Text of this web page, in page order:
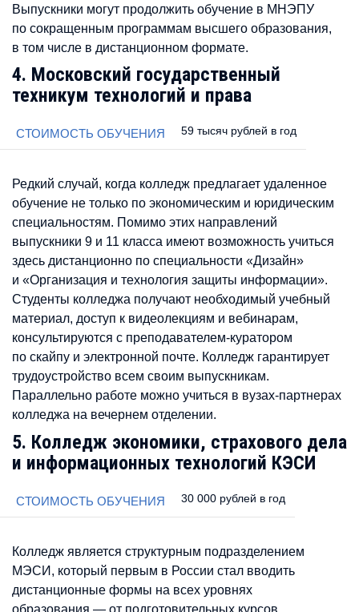
Выпускники могут продолжить обучение в МНЭПУ
по сокращенным программам высшего образования,
в том числе в дистанционном формате.
4. Московский государственный
техникум технологий и права
СТОИМОСТЬ ОБУЧЕНИЯ 59 тысяч рублей в год
Редкий случай, когда колледж предлагает удаленное
обучение не только по экономическим и юридическим
специальностям. Помимо этих направлений
выпускники 9 и 11 класса имеют возможность учиться
здесь дистанционно по специальности «Дизайн»
и «Организация и технология защиты информации».
Студенты колледжа получают необходимый учебный
материал, доступ к видеолекциям и вебинарам,
консультируются с преподавателем-куратором
по скайпу и электронной почте. Колледж гарантирует
трудоустройство всем своим выпускникам.
Параллельно работе можно учиться в вузах-партнерах
колледжа на вечернем отделении.
5. Колледж экономики, страхового дела
и информационных технологий КЭСИ
СТОИМОСТЬ ОБУЧЕНИЯ 30 000 рублей в год
Колледж является структурным подразделением
МЭСИ, который первым в России стал вводить
дистанционные формы на всех уровнях
образования — от подготовительных курсов